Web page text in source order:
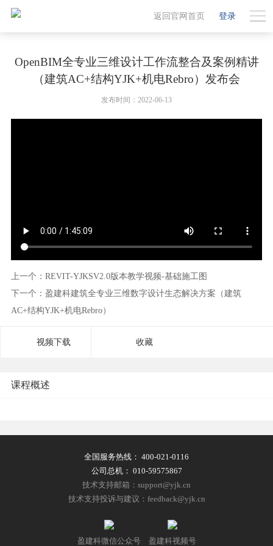
登录
返回官网首页
OpenBIM全专业三维设计工作流整合及案例精讲
（建筑AC+结构YJK+机电Rebro）发布会
发布时间：2022-06-13
上一个：REVIT-YJKSV2.0版本教学视频-基础施工图
下一个：盈建科建筑全专业三维数字设计生态解决方案（建筑
AC+结构YJK+机电Rebro）
视频下载 收藏
课程概述
全国服务热线： 400-021-0116
公司总机： 010-59575867
技术支持邮箱：support@yjk.cn
技术支持投诉与建议：feedback@yjk.cn
盈建科微信公众号 盈建科视频号